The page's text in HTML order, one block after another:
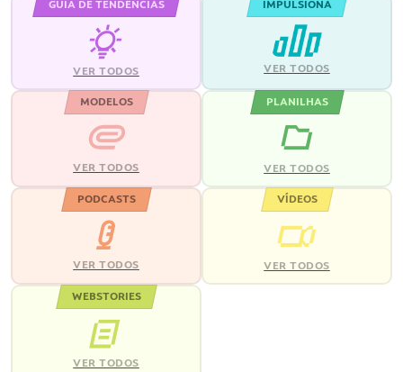
GUIA DE TENDÊNCIAS
VER TODOS
IMPULSIONA
VER TODOS
MODELOS
VER TODOS
PLANILHAS
VER TODOS
PODCASTS
VER TODOS
VÍDEOS
VER TODOS
WEBSTORIES
VER TODOS